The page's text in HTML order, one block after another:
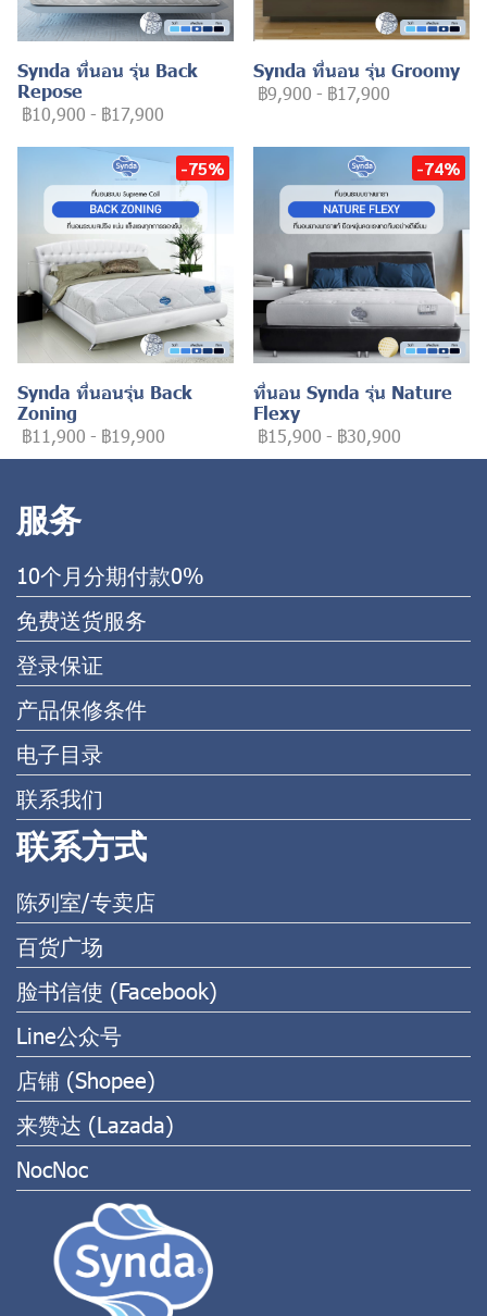
Synda ที่นอน รุ่น Back
Repose
฿10,900 - ฿17,900
Synda ที่นอน รุ่น Groomy
฿9,900 - ฿17,900
-75%
Synda ที่นอนรุ่น Back
Zoning
฿11,900 - ฿19,900
-74%
ที่นอน Synda รุ่น Nature
Flexy
฿15,900 - ฿30,900
服务
10个月分期付款0%
免费送货服务
登录保证
产品保修条件
电子目录
联系我们
联系方式
陈列室/专卖店
百货广场
脸书信使 (Facebook)
Line公众号
店铺 (Shopee)
来赞达 (Lazada)
NocNoc